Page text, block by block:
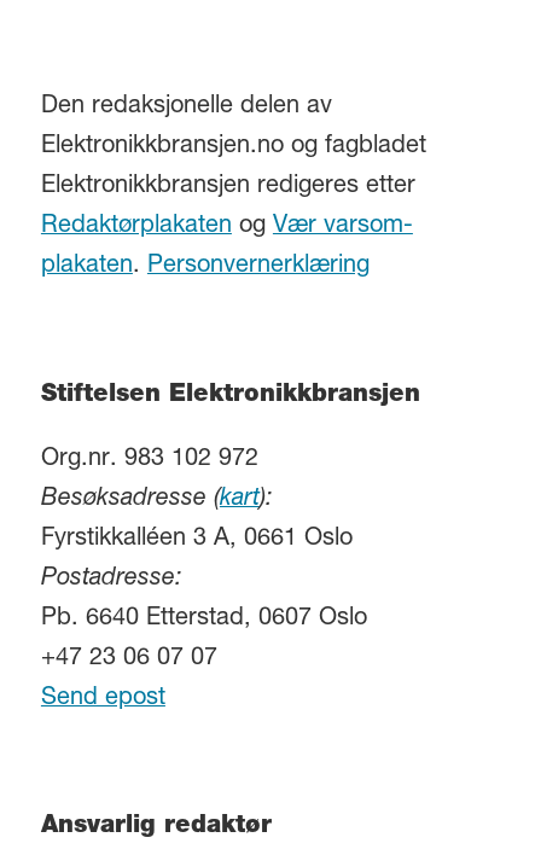
Den redaksjonelle delen av
Elektronikkbransjen.no og fagbladet
Elektronikkbransjen redigeres etter
Redaktørplakaten og Vær varsom-
plakaten. Personvernerklæring
Stiftelsen Elektronikkbransjen
Org.nr. 983 102 972
Besøksadresse (kart):
Fyrstikkalléen 3 A, 0661 Oslo
Postadresse:
Pb. 6640 Etterstad, 0607 Oslo
+47 23 06 07 07
Send epost
Ansvarlig redaktør